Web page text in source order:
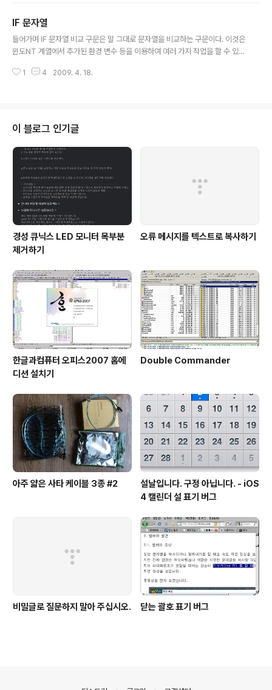
세 문자로 이루어진 비교 연산자는 IF 문자열을 참조하세요. IF CmdExtVersi
on 수 : 윈도XP의 도움말 및 지원 센터의 설명에 따르면, Cmd.exe의 명령 확
장 기능과 관련된 내부 버전 번호가 '..
IF 문자열
들어가며 IF 문자열 비교 구문은 말 그대로 문자열을 비교하는 구문이다. 이것은
윈도NT 계열에서 추가된 환경 변수 등을 이용하여 여러 가지 작업을 할 수 있도
여 계산해 주기도 한다. 말뜻 IF 문자열 비교 구문에서는 일반적으로 등호를 두
지 않아도 된다. 문자열 비교 구문의 명령 확장 확장 1 명령 확장이라고 말하기
는 했으나, 사실 /i 선택자는 cmd.exe에 포함된 if ..
1 4 2009. 4. 18.
이 블로그 인기글
경성 큐닉스 LED 모니터 목부분
제거하기
오류 메시지를 텍스트로 복사하기
한글과컴퓨터 오피스2007 홈에
디션 설치기
Double Commander
아주 얇은 사타 케이블 3종 #2
설날입니다. 구정 아닙니다. - iOS
4 캘린더 설 표기 버그
비밀글로 질문하지 말아 주십시오. 닫는 괄호 표기 버그